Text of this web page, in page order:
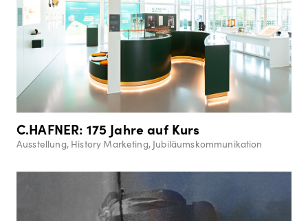
C.HAFNER: 175 Jahre auf Kurs
Ausstellung, History Marketing, Jubiläumskommunikation